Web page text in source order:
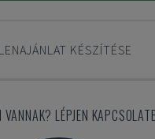
KÉSZÍTÉSE
VANNAK? LÉPJEN